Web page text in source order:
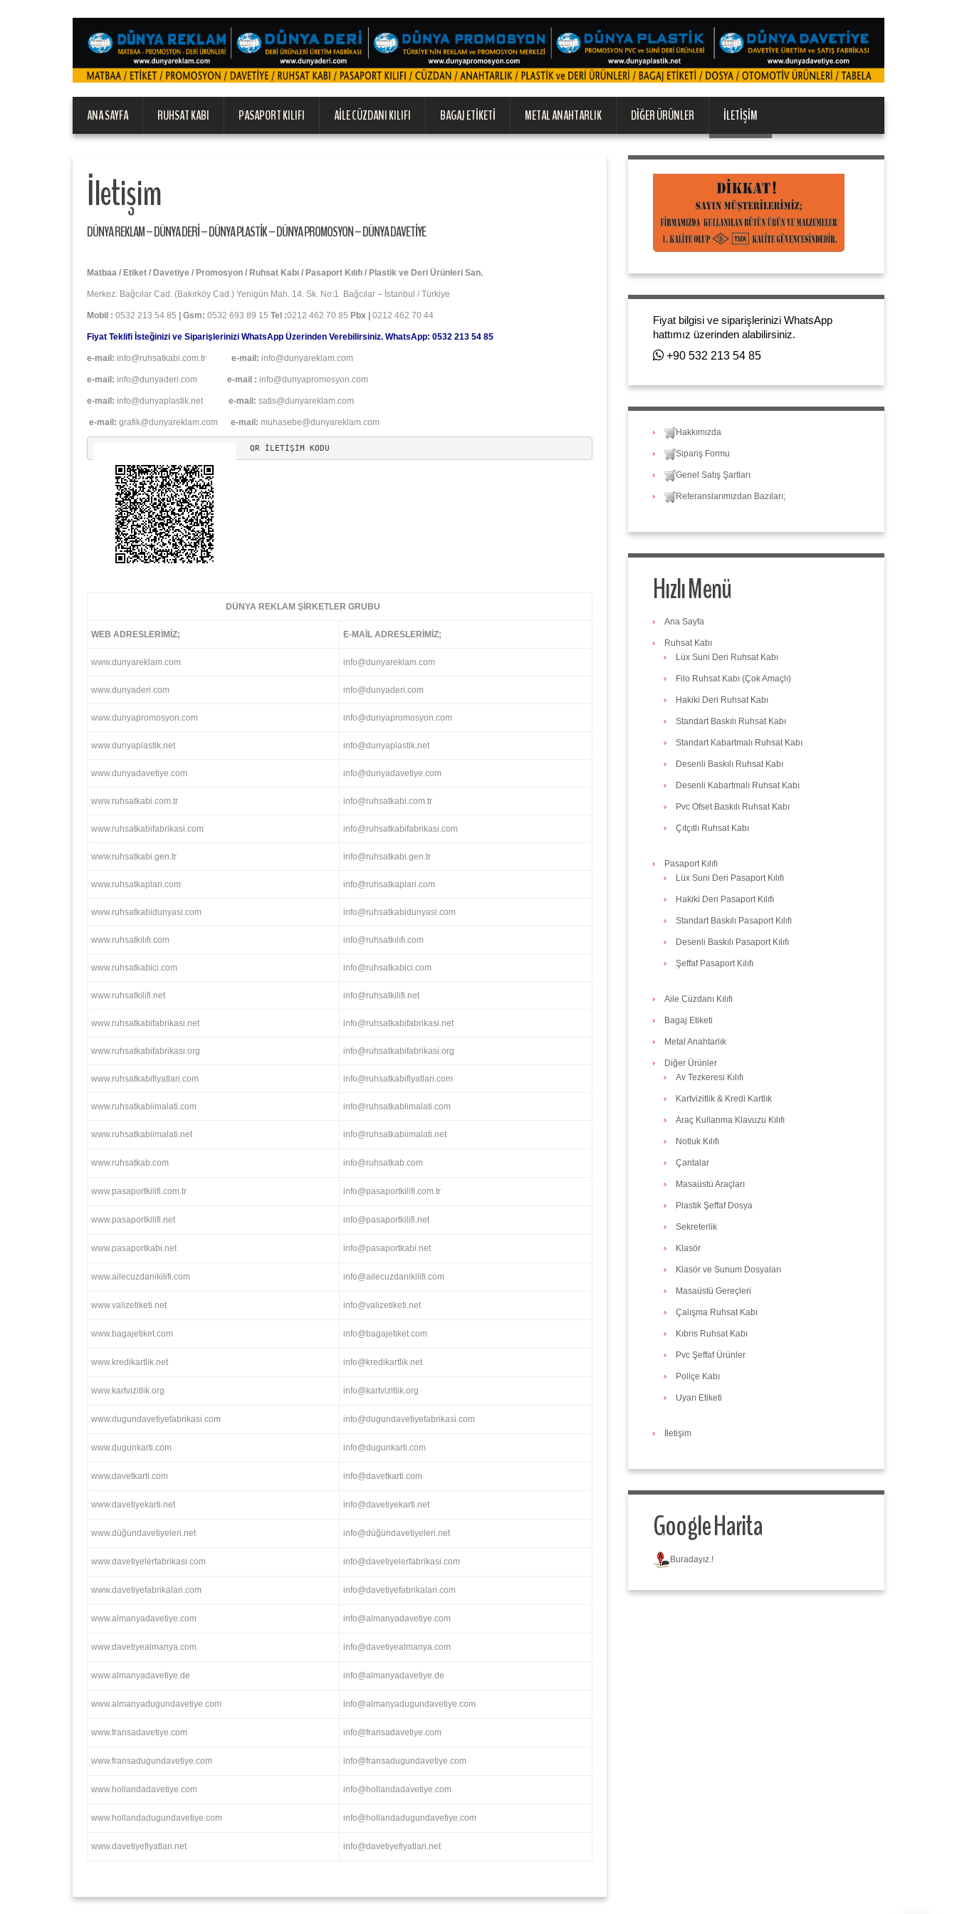
ANA SAYFA RUHSAT KABI PASAPORT KILIFI AILE CÜZDANI KILIFI BAGAJ ETIKETI METAL ANAHTARLIK DIĞER ÜRÜNLER İLETIŞIM
İletişim
DÜNYA REKLAM – DÜNYA DERİ – DÜNYA PLASTİK – DÜNYA PROMOSYON – DÜNYA DAVETİYE
Matbaa / Etiket / Davetiye / Promosyon / Ruhsat Kabı / Pasaport Kılıfı / Plastik ve Deri Ürünleri San.
Merkez: Bağcılar Cad. (Bakırköy Cad.) Yenigün Mah. 14. Sk. No:1 Bağcılar – İstanbul / Türkiye
Mobil : 0532 213 54 85 | Gsm: 0532 693 89 15 Tel :0212 462 70 85 Pbx | 0212 462 70 44
Fiyat Teklifi İsteğinizi ve Siparişlerinizi WhatsApp Üzerinden Verebilirsiniz. WhatsApp: 0532 213 54 85
e-mail: info@ruhsatkabi.com.tr e-mail: info@dunyareklam.com
e-mail: info@dunyaderi.com e-mail : info@dunyapromosyon.com
e-mail: info@dunyaplastik.net e-mail: satis@dunyareklam.com
e-mail: grafik@dunyareklam.com e-mail: muhasebe@dunyareklam.com
QR İLETİŞİM KODU
DÜNYA REKLAM ŞİRKETLER GRUBU
WEB ADRESLERİMİZ; E-MAİL ADRESLERİMİZ;
www.dunyareklam.com info@dunyareklam.com
www.dunyaderi.com info@dunyaderi.com
www.dunyapromosyon.com info@dunyapromosyon.com
www.dunyaplastik.net info@dunyaplastik.net
www.dunyadavetiye.com info@dunyadavetiye.com
www.ruhsatkabi.com.tr info@ruhsatkabi.com.tr
www.ruhsatkabifabrikasi.com info@ruhsatkabifabrikasi.com
www.ruhsatkabi.gen.tr info@ruhsatkabi.gen.tr
www.ruhsatkaplari.com info@ruhsatkaplari.com
www.ruhsatkabidunyasi.com info@ruhsatkabidunyasi.com
www.ruhsatkılıfı.com info@ruhsatkılıfı.com
www.ruhsatkabici.com info@ruhsatkabici.com
www.ruhsatkilifi.net info@ruhsatkilifi.net
www.ruhsatkabifabrikasi.net info@ruhsatkabifabrikasi.net
www.ruhsatkabifabrikasi.org info@ruhsatkabifabrikasi.org
www.ruhsatkabifiyatlari.com info@ruhsatkabifiyatlari.com
www.ruhsatkabiimalati.com info@ruhsatkabiimalati.com
www.ruhsatkabiimalati.net info@ruhsatkabiimalati.net
www.ruhsatkab.com info@ruhsatkab.com
www.pasaportkilifi.com.tr info@pasaportkilifi.com.tr
www.pasaportkilifi.net info@pasaportkilifi.net
www.pasaportkabi.net info@pasaportkabi.net
www.ailecuzdanikilifi.com info@ailecuzdanikilifi.com
www.valizetiketi.net info@valizetiketi.net
www.bagajetiket.com info@bagajetiket.com
www.kredikartlik.net info@kredikartlik.net
www.kartvizitlik.org info@kartvizitlik.org
www.dugundavetiyefabrikasi.com info@dugundavetiyefabrikasi.com
www.dugunkarti.com info@dugunkarti.com
www.davetkarti.com info@davetkarti.com
www.davetiyekarti.net info@davetiyekarti.net
www.düğündavetiyeleri.net info@düğündavetiyeleri.net
www.davetiyelerfabrikasi.com info@davetiyelerfabrikasi.com
www.davetiyefabrikalari.com info@davetiyefabrikalari.com
www.almanyadavetiye.com info@almanyadavetiye.com
www.davetiyealmanya.com info@davetiyealmanya.com
www.almanyadavetiye.de info@almanyadavetiye.de
www.almanyadugundavetiye.com info@almanyadugundavetiye.com
www.fransadavetiye.com info@fransadavetiye.com
www.fransadugundavetiye.com info@fransadugundavetiye.com
www.hollandadavetiye.com info@hollandadavetiye.com
www.hollandadugundavetiye.com info@hollandadugundavetiye.com
www.davetiyefiyatlari.net info@davetiyefiyatlari.net
Fiyat bilgisi ve siparişlerinizi WhatsApp
hattımız üzerinden alabilirsiniz.
+90 532 213 54 85
Hakkımızda
Sipariş Formu
Genel Satış Şartları
Referanslarımızdan Bazıları;
Hızlı Menü
Ana Sayfa
Ruhsat Kabı
Lüx Suni Deri Ruhsat Kabı
Filo Ruhsat Kabı (Çok Amaçlı)
Hakiki Deri Ruhsat Kabı
Standart Baskılı Ruhsat Kabı
Standart Kabartmalı Ruhsat Kabı
Desenli Baskılı Ruhsat Kabı
Desenli Kabartmalı Ruhsat Kabı
Pvc Ofset Baskılı Ruhsat Kabı
Çıtçıtlı Ruhsat Kabı
Pasaport Kılıfı
Lüx Suni Deri Pasaport Kılıfı
Hakiki Deri Pasaport Kılıfı
Standart Baskılı Pasaport Kılıfı
Desenli Baskılı Pasaport Kılıfı
Şeffaf Pasaport Kılıfı
Aile Cüzdanı Kılıfı
Bagaj Etiketi
Metal Anahtarlık
Diğer Ürünler
Av Tezkeresi Kılıfı
Kartvizitlik & Kredi Kartlık
Araç Kullanma Klavuzu Kılıfı
Notluk Kılıfı
Çantalar
Masaüstü Araçları
Plastik Şeffaf Dosya
Sekreterlik
Klasör
Klasör ve Sunum Dosyaları
Masaüstü Gereçleri
Çalışma Ruhsat Kabı
Kıbrıs Ruhsat Kabı
Pvc Şeffaf Ürünler
Poliçe Kabı
Uyarı Etiketi
İletişim
Google Harita
Buradayız.!